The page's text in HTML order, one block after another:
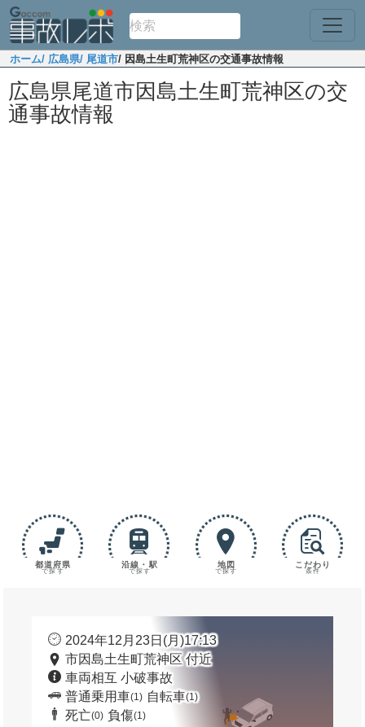
ホーム/ 広島県/ 尾道市/ 因島土生町荒神区の交通事故情報
広島県尾道市因島土生町荒神区の交
通事故情報
都道府県
で探す
沿線・駅
で探す
地図
で探す
こだわり
条件
2024年12月23日(月)17:13
市因島土生町荒神区 付近
車両相互 小破事故
普通乗用車(1) 自転車(1)
死亡(0) 負傷(1)